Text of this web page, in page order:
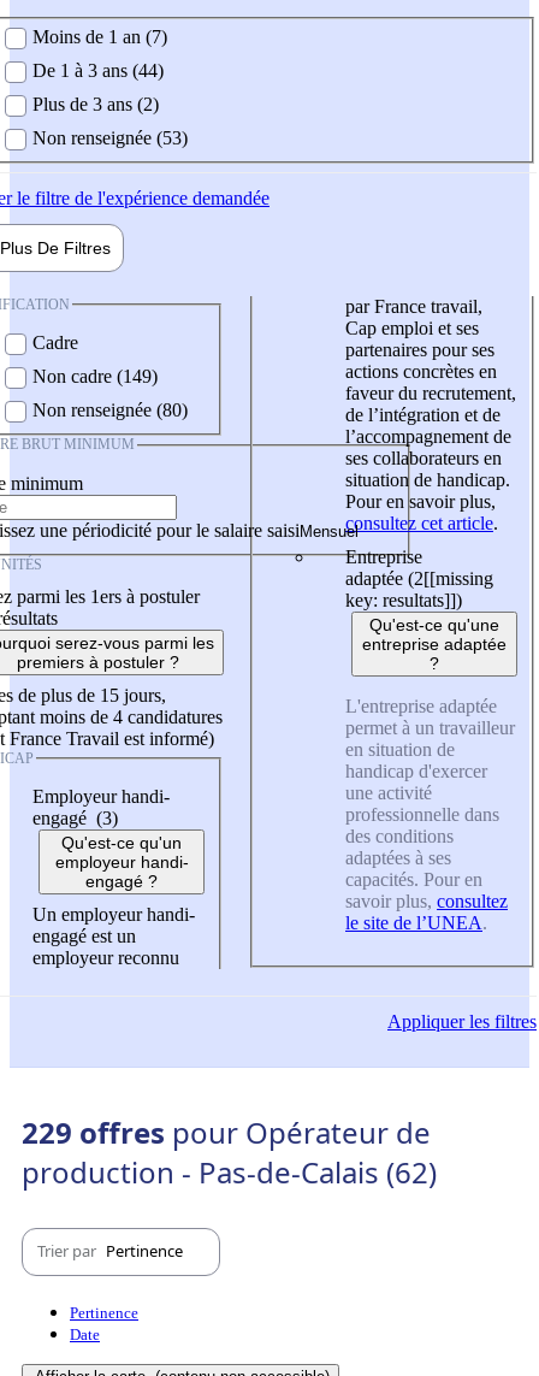
demandée
Moins de 1 an (7)
De 1 à 3 ans (44)
Plus de 3 ans (2)
Non renseignée (53)
le filtre de l'expérience demandée
Plus De Filtres
Cadre
Non cadre (149)
Non renseignée (80)
BRUT MINIMUM
minimum
une périodicité pour le salaire saisi
parmi les 1ers à postuler
serez-vous parmi les
premiers à postuler ?
de plus de 15 jours,
moins de 4 candidatures
France Travail est informé)
Employeur handi-
engagé (3)
Qu'est-ce qu'un
employeur handi-
engagé ?
Un employeur handi-
engagé est un
employeur reconnu
par France travail,
Cap emploi et ses
partenaires pour ses
actions concrètes en
faveur du recrutement,
de l’intégration et de
l’accompagnement de
ses collaborateurs en
situation de handicap.
Pour en savoir plus,
consultez cet article.
Entreprise
adaptée (2[[missing
key: resultats]])
Qu'est-ce qu'une
entreprise adaptée
?
L'entreprise adaptée
permet à un travailleur
en situation de
handicap d'exercer
une activité
professionnelle dans
des conditions
adaptées à ses
capacités. Pour en
savoir plus, consultez
le site de l’UNEA.
Appliquerles filtres
229 offres pour Opérateur de
production - Pas-de-Calais (62)
Trier par Pertinence
Pertinence
Date